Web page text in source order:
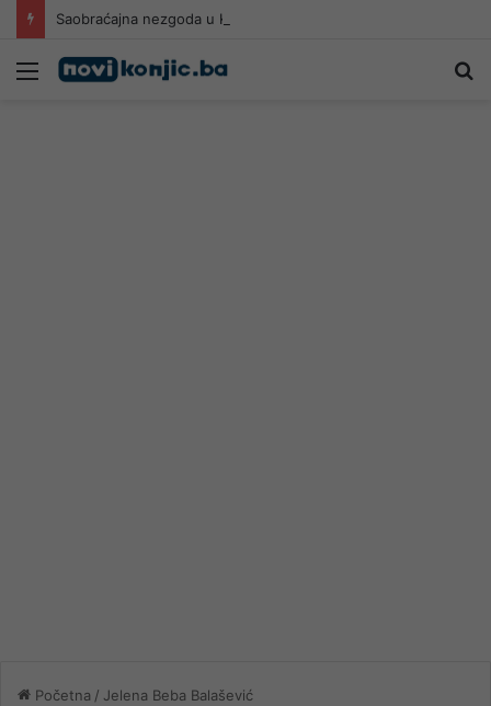
Saobraćajna nezgoda u Konjicu
Meni
Početna / Jelena Beba Balašević